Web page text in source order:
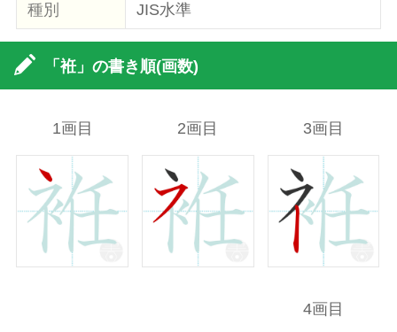
種別 JIS水準
「袵」の書き順(画数)
1画目 2画目 3画目
4画目